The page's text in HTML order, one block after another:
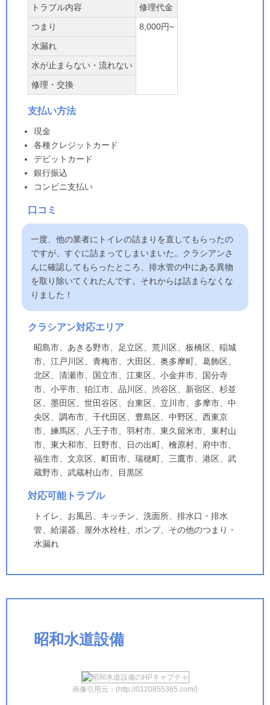
トラブル内容
修理代金
つまり
8,000円~
水漏れ
水が止まらない・流れない
修理・交換
支払い方法
現金
各種クレジットカード
デビットカード
銀行振込
コンビニ支払い
口コミ
一度、他の業者にトイレの詰まりを直してもらったの
ですが、すぐに詰まってしまいまいた。クラシアンさ
んに確認してもらったところ、排水管の中にある異物
を取り除いてくれたんです。それからは詰まらなくな
りました！
クラシアン対応エリア
昭島市、あきる野市、足立区、荒川区、板橋区、稲城
市、江戸川区、青梅市、大田区、奥多摩町、葛飾区、
北区、清瀬市、国立市、江東区、小金井市、国分寺
市、小平市、狛江市、品川区、渋谷区、新宿区、杉並
区、墨田区、世田谷区、台東区、立川市、多摩市、中
央区、調布市、千代田区、豊島区、中野区、西東京
市、練馬区、八王子市、羽村市、東久留米市、東村山
市、東大和市、日野市、日の出町、檜原村、府中市、
福生市、文京区、町田市、瑞穂町、三鷹市、港区、武
蔵野市、武蔵村山市、目黒区
対応可能トラブル
トイレ、お風呂、キッチン、洗面所、排水口・排水
管、給湯器、屋外水栓柱、ポンプ、その他のつまり・
水漏れ
昭和水道設備
画像引用元：(http://0120855365.com/)